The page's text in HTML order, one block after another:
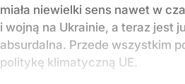
miała niewielki sens nawet w
i wojną na Ukrainie, a teraz jest
absurdalna. Przede wszystkim
politykę klimatyczną UE.